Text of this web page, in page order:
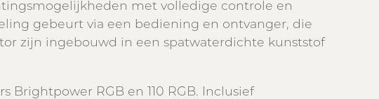
met volledige controle en
gebeurt via een bediening en ontvanger, die
zijn ingebouwd in een spatwaterdichte kunststof
Brightpower RGB en 110 RGB. Inclusief